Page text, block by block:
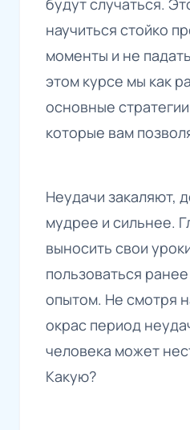
будут случаться.
научиться стойко
моменты и не
этом курсе мы как
основные
которые вам
Неудачи закаляют,
мудрее и сильнее.
выносить свои
пользоваться
опытом. Не смотря
окрас период
человека может
Какую?